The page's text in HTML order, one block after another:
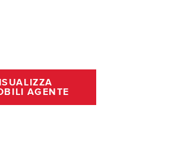
AGENTE